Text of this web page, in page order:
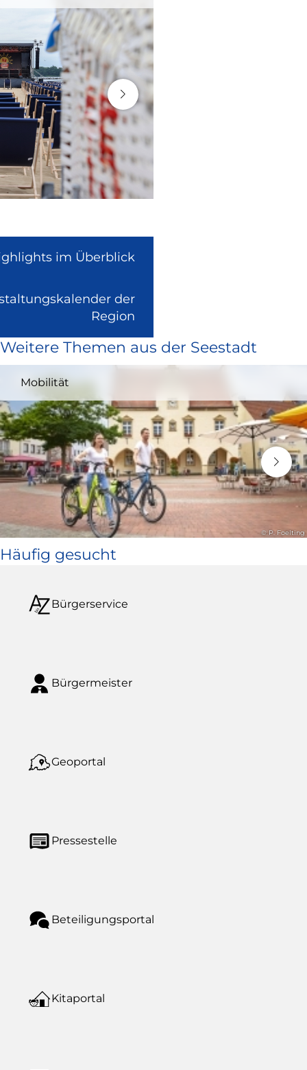
im Überblick
der
Region
extern
und
in
neuem
Fenster)
Weitere Themen aus der Seestadt
Mobilität
© P. Foelting
Häufig gesucht
Bürgerservice
Bürgermeister
Geoportal
Pressestelle
Beteiligungsportal
Kitaportal